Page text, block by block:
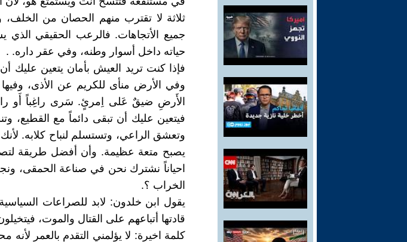
ثلاثة لا تقترب منهم الحصان من الخلف،
جميع الأتجاهات. فالرعب الحقيقي
حياته داخل أسوار وطنه، وفي عقر داره. .
فإذا كنت تريد العيش بأمان يتعين عليك
وفي الأرض منأى للكريم عن الأذى،
الأَرضِ ضيقٌ عَلى اِمرئٍ. سَرى راغِباً أَو
فيتعين عليك أن تبقى دائماً مع القطيع،
وتعشق الراعي، وتستسلم لنباح كلابه.
يصبح متعة عظيمة. وأن أفضل طريقة
احياناً نشترك نحن في صناعة الحمقى،
الخراب ؟.
يقول ابن خلدون: لابد للصراعات
قادتها أتباعهم على القتال والموت،
كلمة اخيرة: لا يؤلمني التقدم بالعمر لأنه